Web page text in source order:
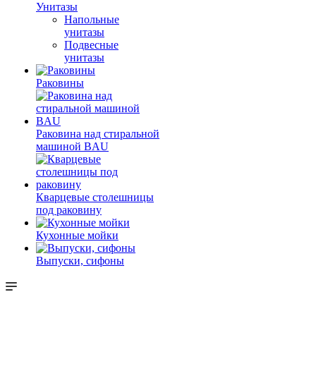
Унитазы
Напольные
унитазы
Подвесные
унитазы
Раковины
Раковина над стиральной
машиной BAU
Кварцевые столешницы
под раковину
Кухонные мойки
Выпуски, сифоны